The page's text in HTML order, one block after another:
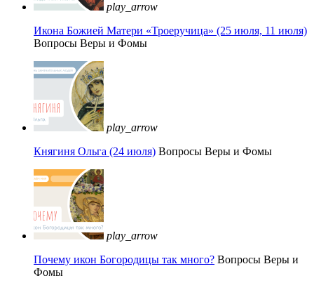
play_arrow
Икона Божией Матери «Троеручица» (25 июля, 11 июля)
Вопросы Веры и Фомы
play_arrow
Княгиня Ольга (24 июля) Вопросы Веры и Фомы
play_arrow
Почему икон Богородицы так много? Вопросы Веры и
Фомы